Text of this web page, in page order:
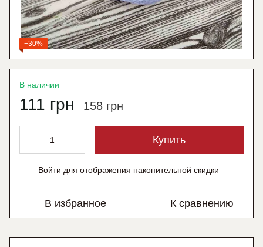
−30%
В наличии
111 грн 158 грн
Купить
Войти для отображения накопительной скидки
В избранное К сравнению